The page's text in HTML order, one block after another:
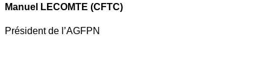
Manuel LECOMTE (CFTC)
Président de l’AGFPN